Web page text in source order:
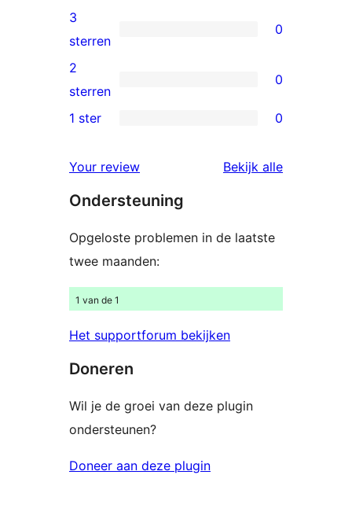
beoordeling
4
sterren
beoordeling
0
3
sterren
beoordeling
3
sterren
0
0
2
beoordeling
2
sterren
0
sterren
beoordeling
1 ster 0
Your review
Bekijk alle
Ondersteuning
Opgeloste problemen in de laatste
twee maanden:
1 van de 1
Het supportforum bekijken
Doneren
Wil je de groei van deze plugin
ondersteunen?
Doneer aan deze plugin